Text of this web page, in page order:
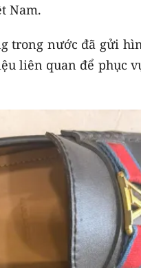
Nam.
trong nước đã gửi
liên quan để phục